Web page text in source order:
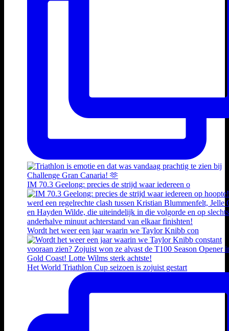
IM 70.3 Geelong: precies de strijd waar iedereen o
Wordt het weer een jaar waarin we Taylor Knibb con
Het World Triathlon Cup seizoen is zojuist gestart